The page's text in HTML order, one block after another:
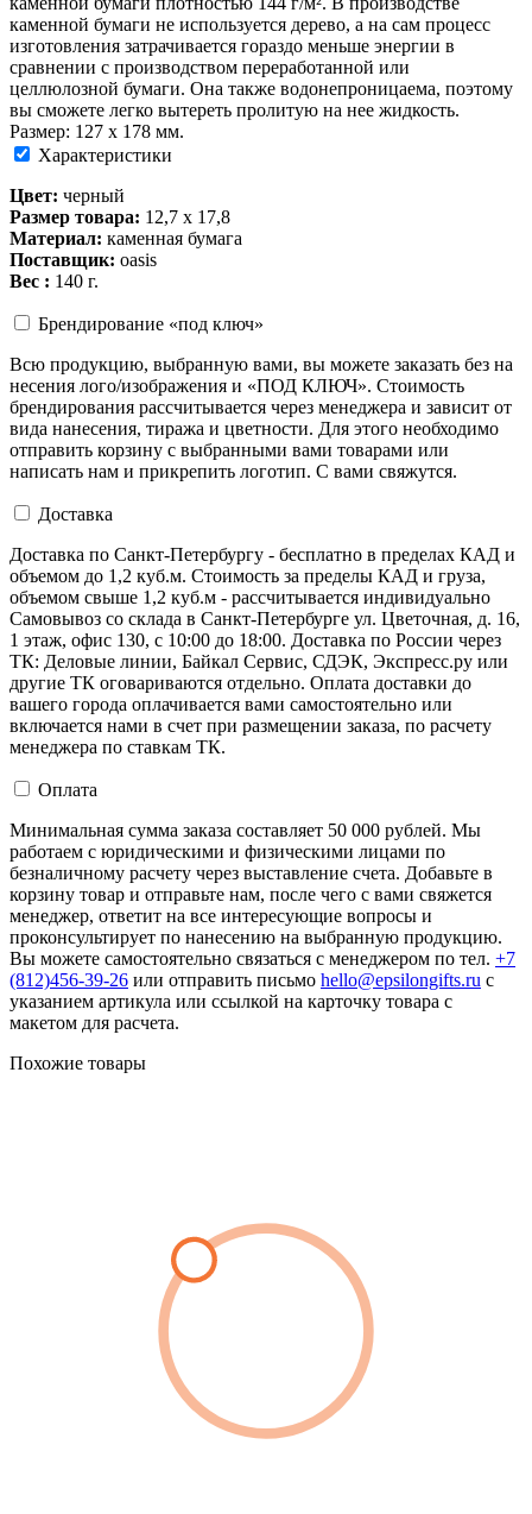
каменной бумаги не используется дерево, а на сам процесс
изготовления затрачивается гораздо меньше энергии в
сравнении с производством переработанной или
целлюлозной бумаги. Она также водонепроницаема, поэтому
вы сможете легко вытереть пролитую на нее жидкость.
Размер: 127 x 178 мм.
Характеристики
Цвет: черный
Размер товара: 12,7 x 17,8
Материал: каменная бумага
Поставщик: oasis
Вес : 140 г.
Брендирование «под ключ»
Всю продукцию, выбранную вами, вы можете заказать без на
несения лого/изображения и «ПОД КЛЮЧ». Стоимость
брендирования рассчитывается через менеджера и зависит от
вида нанесения, тиража и цветности. Для этого необходимо
отправить корзину с выбранными вами товарами или
написать нам и прикрепить логотип. С вами свяжутся.
Доставка
Доставка по Санкт-Петербургу - бесплатно в пределах КАД и
объемом до 1,2 куб.м. Стоимость за пределы КАД и груза,
объемом свыше 1,2 куб.м - рассчитывается индивидуально
Самовывоз со склада в Санкт-Петербурге ул. Цветочная, д. 16,
1 этаж, офис 130, с 10:00 до 18:00. Доставка по России через
ТК: Деловые линии, Байкал Сервис, СДЭК, Экспресс.ру или
другие ТК оговариваются отдельно. Оплата доставки до
вашего города оплачивается вами самостоятельно или
включается нами в счет при размещении заказа, по расчету
менеджера по ставкам ТК.
Оплата
Минимальная сумма заказа составляет 50 000 рублей. Мы
работаем с юридическими и физическими лицами по
безналичному расчету через выставление счета. Добавьте в
корзину товар и отправьте нам, после чего с вами свяжется
менеджер, ответит на все интересующие вопросы и
проконсультирует по нанесению на выбранную продукцию.
Вы можете самостоятельно связаться с менеджером по тел. +7
(812)456-39-26 или отправить письмо hello@epsilongifts.ru с
указанием артикула или ссылкой на карточку товара с
макетом для расчета.
Похожие товары